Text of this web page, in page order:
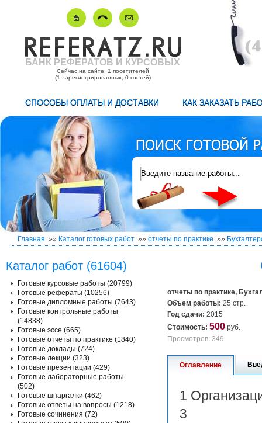
БАНК РЕФЕРАТОВ И КУРСОВЫХ
Сейчас на сайте: 1 посетителей
(1 зарегистрированных, 0 гостей)
СПОСОБЫ ОПЛАТЫ И ДОСТАВКИ КАК ЗАКАЗАТЬ
Главная »» Каталог готовых работ »» отчеты по практике »»
отчеты по практике,
Объем работы: 25 стр.
Год сдачи: 2015
Стоимость: 500 руб.
Просмотров: 349
Оглавление
1
3
Каталог работ (61604)
Готовые курсовые работы (20799)
Готовые рефераты (10256)
Готовые дипломные работы (7643)
Готовые контрольные работы
(14838)
Готовые эссе (665)
Готовые отчеты по практике (1840)
Готовые доклады (724)
Готовые лекции (323)
Готовые презентации (429)
Готовые лабораторные работы
(502)
Готовые шпаргалки (462)
Готовые ответы на вопросы (1218)
Готовые сочинения (72)